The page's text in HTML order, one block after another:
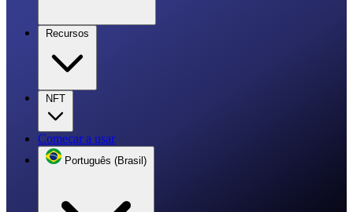
Recursos
NFT
Começar a usar
Português (Brasil)